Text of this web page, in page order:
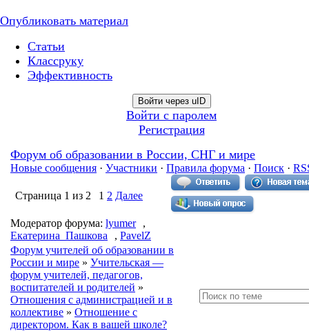
Опубликовать материал
Статьи
Классруку
Эффективность
Войти через uID
Войти с паролем
Регистрация
Форум об образовании в России, СНГ и мире
Новые сообщения · Участники · Правила форума · Поиск ·
Страница 1 из 2 1 2 Далее
Модератор форума: lyumer
,
Екатерина_Пашкова
, PavelZ
Форум учителей об образовании в
России и мире » Учительская —
форум учителей, педагогов,
воспитателей и родителей »
Отношения с администрацией и в
коллективе » Отношение с
директором. Как в вашей школе?